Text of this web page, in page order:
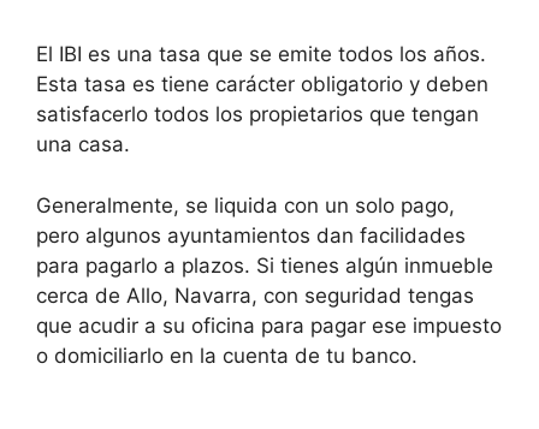
El IBI es una tasa que se emite todos los años.
Esta tasa es tiene carácter obligatorio y deben
satisfacerlo todos los propietarios que tengan
una casa.
Generalmente, se liquida con un solo pago,
pero algunos ayuntamientos dan facilidades
para pagarlo a plazos. Si tienes algún inmueble
cerca de Allo, Navarra, con seguridad tengas
que acudir a su oficina para pagar ese impuesto
o domiciliarlo en la cuenta de tu banco.